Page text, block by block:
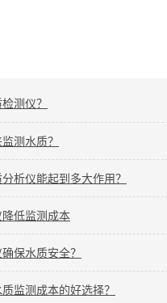
测仪？
测水质？
析仪能起到多大作用？
低监测成本
保水质安全？
监测成本的好选择？